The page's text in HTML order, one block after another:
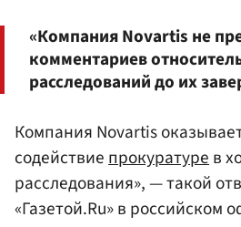
«Компания Novartis не
комментариев
расследований до их
Компания Novartis
содействиепрокуратурев
расследования», — такой
«Газетой.Ru» в российском